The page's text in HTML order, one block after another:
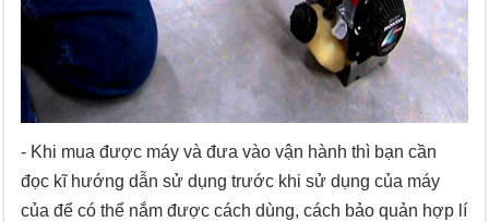
- Khi mua được máy và đưa vào vận hành thì bạn cần
đọc kĩ hướng dẫn sử dụng trước khi sử dụng của máy
của để có thể nắm được cách dùng, cách bảo quản hợp lí